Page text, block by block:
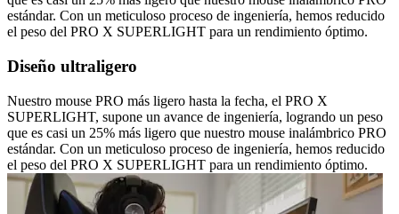
estándar. Con un meticuloso proceso de ingeniería, hemos reducido
el peso del PRO X SUPERLIGHT para un rendimiento óptimo.
Diseño ultraligero
Nuestro mouse PRO más ligero hasta la fecha, el PRO X
SUPERLIGHT, supone un avance de ingeniería, logrando un peso
que es casi un 25% más ligero que nuestro mouse inalámbrico PRO
estándar. Con un meticuloso proceso de ingeniería, hemos reducido
el peso del PRO X SUPERLIGHT para un rendimiento óptimo.